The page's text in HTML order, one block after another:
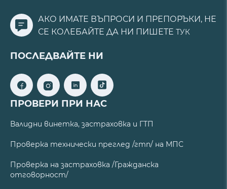
АКО ИМАТЕ ВЪПРОСИ И ПРЕПОРЪКИ, НЕ
СЕ КОЛЕБАЙТЕ ДА НИ ПИШЕТЕ ТУК
ПОСЛЕДВАЙТЕ НИ
ПРОВЕРИ ПРИ НАС
Валидни винетка, застраховка и ГТП
Проверка технически преглед /гтп/ на МПС
Проверка на застраховка /Гражданска
отговорност/